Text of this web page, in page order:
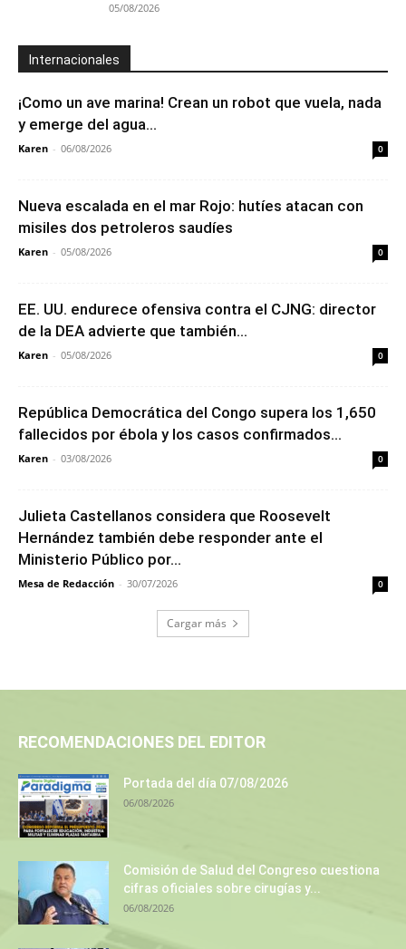
05/08/2026
Internacionales
¡Como un ave marina! Crean un robot que vuela, nada
y emerge del agua...
Karen - 06/08/2026 0
Nueva escalada en el mar Rojo: hutíes atacan con
misiles dos petroleros saudíes
Karen - 05/08/2026 0
EE. UU. endurece ofensiva contra el CJNG: director
de la DEA advierte que también...
Karen - 05/08/2026 0
República Democrática del Congo supera los 1,650
fallecidos por ébola y los casos confirmados...
Karen - 03/08/2026 0
Julieta Castellanos considera que Roosevelt
Hernández también debe responder ante el
Ministerio Público por...
Mesa de Redacción - 30/07/2026 0
Cargar más
RECOMENDACIONES DEL EDITOR
Portada del día 07/08/2026
06/08/2026
Comisión de Salud del Congreso cuestiona
cifras oficiales sobre cirugías y...
06/08/2026